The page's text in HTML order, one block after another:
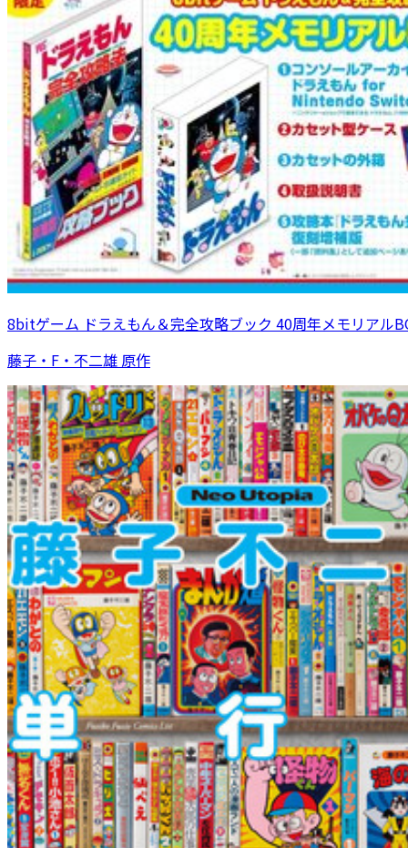
8bitゲーム ドラえもん＆完全攻略ブック 40周年メモリアル
藤子・F・不二雄 原作